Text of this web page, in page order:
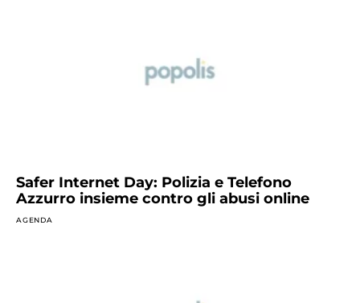
Safer Internet Day: Polizia e Telefono
Azzurro insieme contro gli abusi online
AGENDA